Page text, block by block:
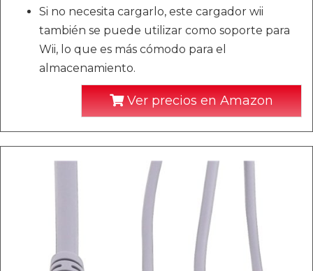
Si no necesita cargarlo, este cargador wii
también se puede utilizar como soporte para
Wii, lo que es más cómodo para el
almacenamiento.
Ver precios en Amazon